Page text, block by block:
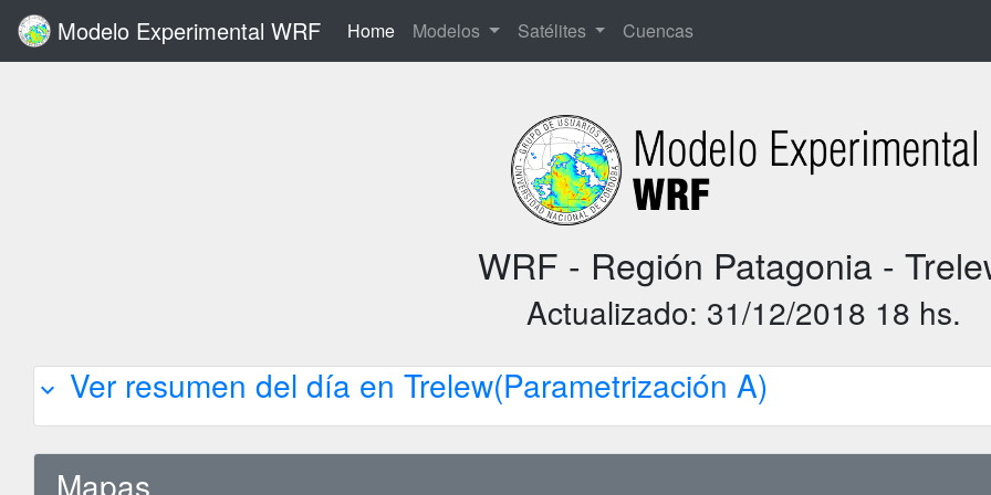
Modelo Experimental WRF Home(current)
Modelos Satélites Cuencas
WRF - Región Patagonia -
Actualizado: 31/12/2018 18 hs.
expand_more Ver resumen del día en Trelew(Parametrización A)
Mapas